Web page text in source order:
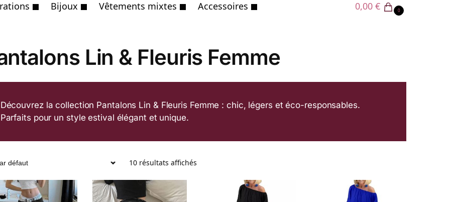
Bijoux Vêtements mixtes Accessoires 0,00 € 0
Lin & Fleuris Femme
Découvrez la collection Pantalons Lin & Fleuris Femme : chic, légers et éco-responsables.
Parfaits pour un style estival élégant et unique.
10 résultats affichés